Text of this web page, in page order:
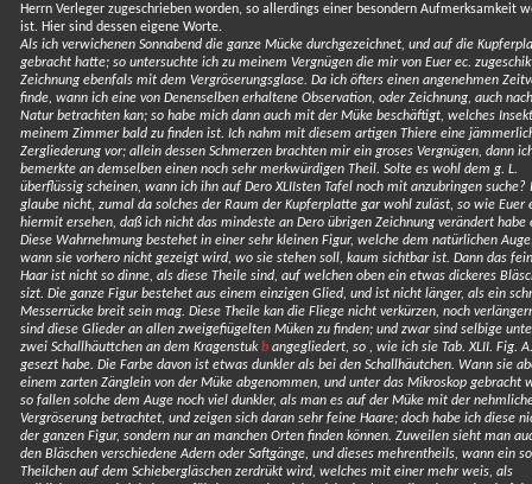
Herrn Verleger zugeschrieben worden, so allerdings einer besondern Aufmerksamkeit
ist. Hier sind dessen eigene Worte.
Als ich verwichenen Sonnabend die ganze Mücke durchgezeichnet, und auf die
gebracht hatte; so untersuchte ich zu meinem Vergnügen die mir von Euer ec.
Zeichnung ebenfals mit dem Vergröserungsglase. Da ich öfters einen angenehmen
finde, wann ich eine von Denenselben erhaltene Observation, oder Zeichnung, auch
Natur betrachten kan; so habe mich dann auch mit der Müke beschäftigt, welches
meinem Zimmer bald zu finden ist. Ich nahm mit diesem artigen Thiere eine
Zergliederung vor; allein dessen Schmerzen brachten mir ein groses Vergnügen, dann
bemerkte an demselben einen noch sehr merkwürdigen Theil. Solte es wohl dem g. L.
überflüssig scheinen, wann ich ihn auf Dero XLIIsten Tafel noch mit anzubringen suche?
glaube nicht, zumal da solches der Raum der Kupferplatte gar wohl zuläst, so wie Euer
hiermit ersehen, daß ich nicht das mindeste an Dero übrigen Zeichnung verändert habe
Diese Wahrnehmung bestehet in einer sehr kleinen Figur, welche dem natürlichen
wann sie vorhero nicht gezeigt wird, wo sie stehen soll, kaum sichtbar ist. Dann das
Haar ist nicht so dinne, als diese Theile sind, auf welchen oben ein etwas dickeres
sizt. Die ganze Figur bestehet aus einem einzigen Glied, und ist nicht länger, als ein
Messerrücke breit sein mag. Diese Theile kan die Fliege nicht verkürzen, noch
sind diese Glieder an allen zweigefiügelten Müken zu finden; und zwar sind selbige
zwei Schallhäuttchen an dem Kragenstukbangegliedert, so , wie ich sie Tab. XLII. Fig.
gesezt habe. Die Farbe davon ist etwas dunkler als bei den Schallhäutchen. Wann sie
einem zarten Zänglein von der Müke abgenommen, und unter das Mikroskop gebracht
so fallen solche dem Auge noch viel dunkler, als man es auf der Müke mit der
Vergröserung betrachtet, und zeigen sich daran sehr feine Haare; doch habe ich diese
der ganzen Figur, sondern nur an manchen Orten finden können. Zuweilen sieht man
den Bläschen verschiedene Adern oder Saftgänge, und dieses mehrentheils, wann ein
Theilchen auf dem Schiebergläschen zerdrükt wird, welches mit einer mehr weis, als